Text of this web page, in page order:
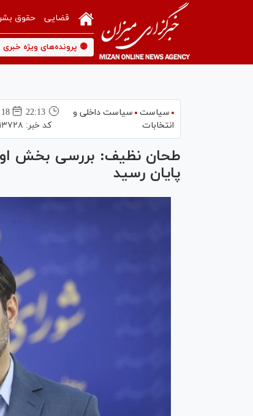
قضایی حقوق بشر
🟡 پرونده‌های ویژه خبری
سیاست
سیاست داخلی و
انتخابات
22:13
18 دی 1403
کد خبر:
پایان رسید